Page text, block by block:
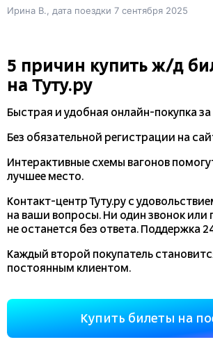
Ирина В., дата поездки 7 сентября 2025
5 причин купить ж/д
на Туту.ру
Быстрая и удобная онлайн-покупка
Без обязательной регистрации на
Интерактивные схемы вагонов
лучшее место.
Контакт-центр Туту.ру с
на ваши вопросы. Ни один звонок или
не останется без ответа. Поддержка
Каждый второй покупатель
постоянным клиентом.
Купить билеты на